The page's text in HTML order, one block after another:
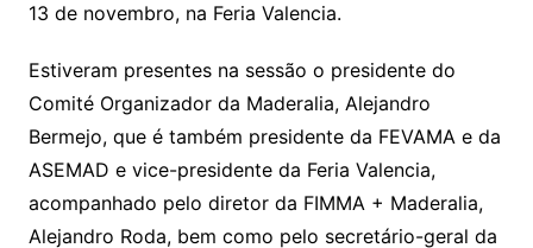
13 de novembro, na Feria Valencia.
Estiveram presentes na sessão o presidente do
Comité Organizador da Maderalia, Alejandro
Bermejo, que é também presidente da FEVAMA e da
ASEMAD e vice-presidente da Feria Valencia,
acompanhado pelo diretor da FIMMA + Maderalia,
Alejandro Roda, bem como pelo secretário-geral da